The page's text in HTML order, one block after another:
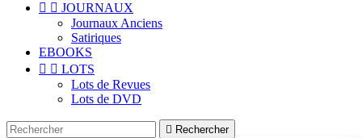
  JOURNAUX
Journaux Anciens
Satiriques
EBOOKS
  LOTS
Lots de Revues
Lots de DVD
 Rechercher